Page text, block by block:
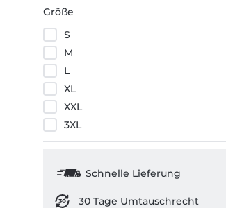
Größe
S
M
L
XL
XXL
3XL
Schnelle Lieferung
30 Tage Umtauschrecht